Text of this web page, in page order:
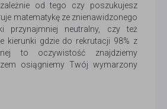
od tego czy poszukujesz
matematykę ze znienawidzonego
przynajmniej neutralny, czy też
kierunki gdzie do rekrutacji 98% z
to oczywistość znajdziemy
osiągniemy Twój wymarzony